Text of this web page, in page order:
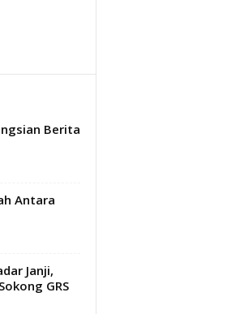
Berita
Antara
Janji,
GRS